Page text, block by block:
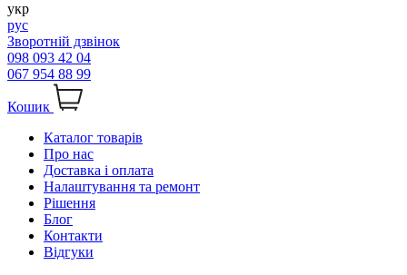
укр
рус
Зворотній дзвінок
098 093 42 04
067 954 88 99
Кошик
Каталог товарів
Про нас
Доставка і оплата
Налаштування та ремонт
Рішення
Блог
Контакти
Відгуки